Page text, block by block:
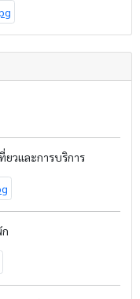
ยวและการบริการ